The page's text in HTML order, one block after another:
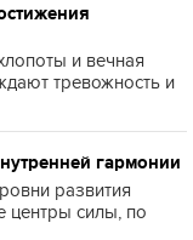
и вечная
тревожность и
гармонии
развития
центры силы, по